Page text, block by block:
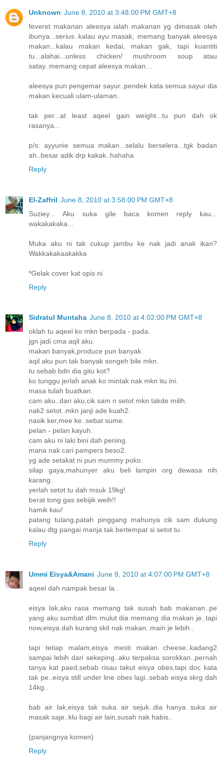
Unknown June 8, 2010 at 3:48:00 PM GMT+8
feveret makanan aleesya ialah makanan yg dimasak oleh
ibunya...serius..kalau ayu masak, memang banyak aleesya
makan...kalau makan kedai, makan gak, tapi kuantiti
tu...alahai...unless chicken/ mushroom soup atau
satay..memang cepat aleesya makan...
aleesya pun pengemar sayur..pendek kata semua sayur dia
makan kecuali ulam-ulaman..
tak per...at least aqeel gain weight...tu pun dah ok
rasanya...
p/s: ayyunie semua makan...selalu berselera...tgk badan
ah..besar adik drp kakak..hahaha
Reply
El-Zaffril June 8, 2010 at 3:58:00 PM GMT+8
Suziey... Aku suka gile baca komen reply kau...
wakakakaka...
Muka aku ni tak cukup jambu ke nak jadi anak ikan?
Wakkakakaakakka
*Gelak cover kat opis ni
Reply
Sidratul Muntaha June 8, 2010 at 4:02:00 PM GMT+8
oklah tu aqeel ko mkn berpada - pada.
jgn jadi cma aqil aku.
makan banyak,produce pun banyak.
aqil aku pun tak banyak songeh bile mkn.
tu sebab bdn dia gitu kot?
ko tunggu jerlah anak ko mintak nak mkn itu ini.
masa tulah buatkan.
cam aku..dari aku,cik sam n setot mkn takde milih.
nak2 setot..mkn janji ade kuah2.
nasik ker,mee ke..sebat sume.
pelan - pelan kayuh.
cam aku ni laki bini dah pening.
mana nak cari pampers beso2.
yg ade setakat ni pun mummy poko.
silap gaya,mahunyer aku beli lampin org dewasa nih
karang.
yerlah setot tu dah msuk 19kg!
berat tong gas sebijik weih!!
hamik kau!
patang tulang,patah pinggang mahunya cik sam dukung
kalau dtg pangai manja tak bertempat si setot tu.
Reply
Ummi Eisya&Amani June 8, 2010 at 4:07:00 PM GMT+8
aqeel dah nampak besar la..
eisya lak,aku rasa memang tak susah bab makanan..pe
yang aku sumbat dlm mulut dia memang dia makan je..tapi
now,eisya dah kurang skit nak makan..main je lebih..
tapi tetiap malam,eisya mesti makan cheese..kadang2
sampai lebih dari sekeping..aku terpaksa sorokkan..pernah
tanya kat paed,sebab risau takut eisya obes,tapi doc kata
tak pe..eisya still under line obes lagi..sebab eisya skrg dah
14kg..
bab air lak,eisya tak suka air sejuk..dia hanya suka air
masak saje..klu bagi air lain,susah nak habis..
(panjangnya komen)
Reply